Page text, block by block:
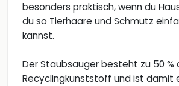
besonders praktisch, wenn du
du so Tierhaare und Schmutz
kannst.
Der Staubsauger besteht zu 50 %
Recyclingkunststoff und ist damit